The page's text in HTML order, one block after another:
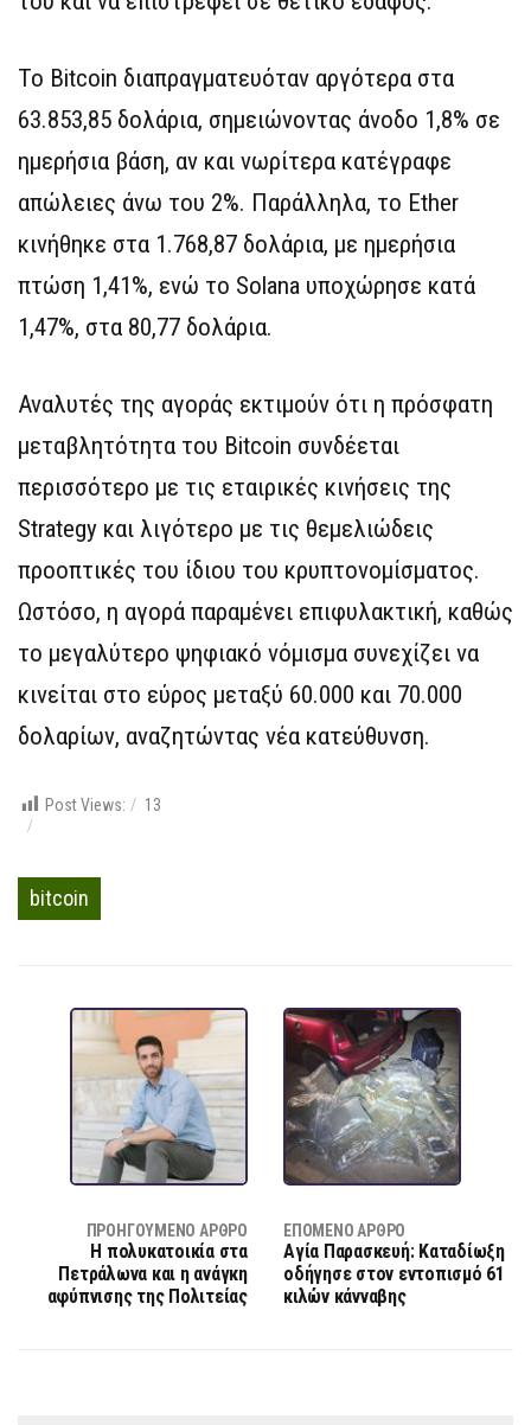
Το Bitcoin διαπραγματευόταν αργότερα στα
63.853,85 δολάρια, σημειώνοντας άνοδο 1,8% σε
ημερήσια βάση, αν και νωρίτερα κατέγραφε
απώλειες άνω του 2%. Παράλληλα, το Ether
κινήθηκε στα 1.768,87 δολάρια, με ημερήσια
πτώση 1,41%, ενώ το Solana υποχώρησε κατά
1,47%, στα 80,77 δολάρια.
Αναλυτές της αγοράς εκτιμούν ότι η πρόσφατη
μεταβλητότητα του Bitcoin συνδέεται
περισσότερο με τις εταιρικές κινήσεις της
Strategy και λιγότερο με τις θεμελιώδεις
προοπτικές του ίδιου του κρυπτονομίσματος.
Ωστόσο, η αγορά παραμένει επιφυλακτική, καθώς
το μεγαλύτερο ψηφιακό νόμισμα συνεχίζει να
κινείται στο εύρος μεταξύ 60.000 και 70.000
δολαρίων, αναζητώντας νέα κατεύθυνση.
Post Views: 13
bitcoin
ΠΡΟΗΓΟΎΜΕΝΟ ΆΡΘΡΟ
Η πολυκατοικία στα
Πετράλωνα και η ανάγκη
αφύπνισης της Πολιτείας
ΕΠΌΜΕΝΟ ΆΡΘΡΟ
Αγία Παρασκευή: Καταδίωξη
οδήγησε στον εντοπισμό 61
κιλών κάνναβης